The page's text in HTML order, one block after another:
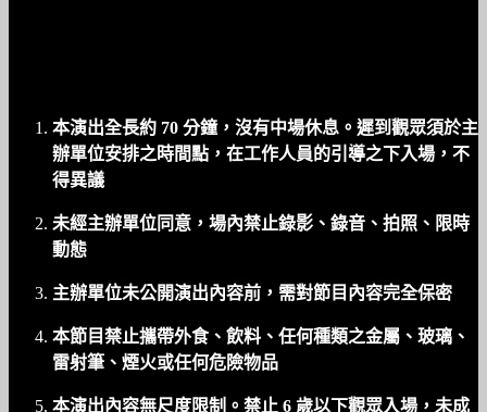
本演出全長約 70 分鐘​，沒有中場休息。遲到觀眾須於主
辦單位安排之時間點，在工作人員的引導之下入場，不
得異議
未經主辦單位同意，場內禁止錄影、錄音、拍照、限時
動態
主辦單位未公開演出內容前，需對節目內容完全保密
本節目禁止攜帶外食、飲料、任何種類之金屬、玻璃、
雷射筆、煙火或任何危險物品
本演出內容無尺度限制。禁止 6 歲以下觀眾入場，未成